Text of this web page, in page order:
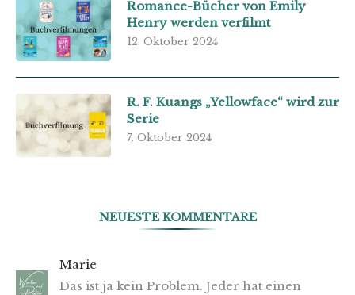
Romance-Bücher von Emily
Henry werden verfilmt
12. Oktober 2024
R. F. Kuangs „Yellowface“ wird zur
Serie
7. Oktober 2024
NEUESTE KOMMENTARE
Marie
Das ist ja kein Problem. Jeder hat einen